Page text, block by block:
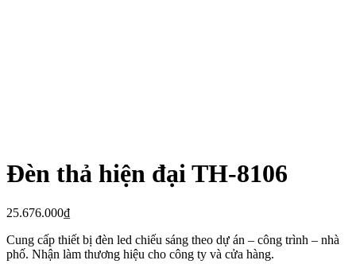
Đèn thả hiện đại TH-8106
25.676.000₫
Cung cấp thiết bị đèn led chiếu sáng theo dự án – công trình – nhà
phố. Nhận làm thương hiệu cho công ty và cửa hàng.